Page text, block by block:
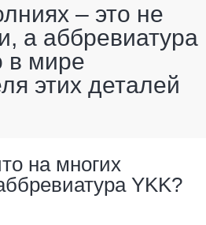
– это не
а аббревиатура
в мире
этих деталей
на многих
YKK?